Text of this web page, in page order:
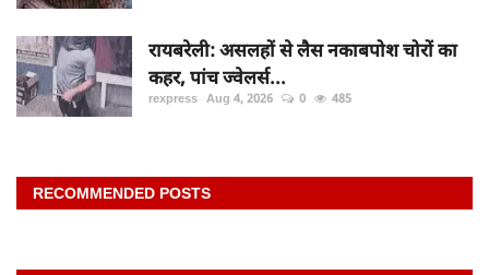
रायबरेली: असलहों से लैस नकाबपोश चोरों का
कहर, पांच ज्वेलर्स...
rexpress Aug 4, 2026 0 485
RECOMMENDED POSTS